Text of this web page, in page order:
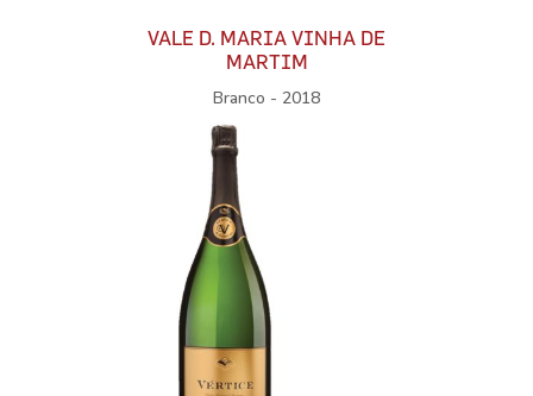
VALE D. MARIA VINHA DE
MARTIM
Branco - 2018